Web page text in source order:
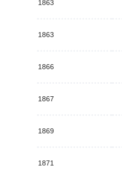
1863
1863
1866
1867
1869
1871